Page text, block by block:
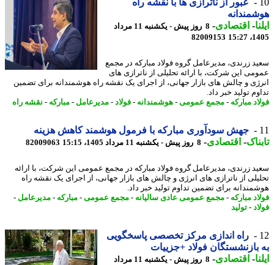
عبور از ناترازی ها با نقشه راه
-اقتصادی-
8 روز پیش - یکشنبه 11 مرداد
82009153
زرندی، مدیرعامل گروه فولاد مبارکه در مجمع
این شرکت، با ارائه تحلیلی از ناترازی های
و چالش های بازار جهانی، از اجرای یک نقشه راه هوشمندانه برای تضمین
تولید خبر داد.
مبارکه- مجمع عمومی-هوشمندانه- فولاد-مدیرعامل-مبارکه- نقشه راه
جهش سودآوری مبارکه با فرمول هوشمند کاهش هزینه
-اقتصادی-8 روز پیش - یکشنبه 11 مرداد 1405، 15:15 82009063
زرندی، مدیرعامل گروه فولاد مبارکه در مجمع عمومی این شرکت، با ارائه
از ناترازی های انرژی و چالش های بازار جهانی، از اجرای یک نقشه راه
برای تضمین تداوم تولید خبر داد.
مبارکه- مجمع عمومی عادی سالیانه-مجمع عمومی-مبارکه- مدیرعامل-
-تولید
راه اندازی مرکز تخصصی پاسخگویی
بازنشستگان فولاد +جزییات
-اقتصادی-
8 روز پیش - یکشنبه 11 مرداد